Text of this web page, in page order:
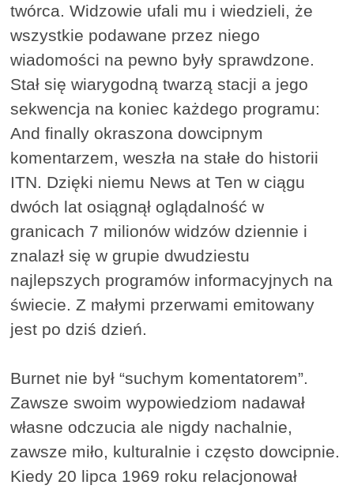
twórca. Widzowie ufali mu i wiedzieli, że
wszystkie podawane przez niego
wiadomości na pewno były sprawdzone.
Stał się wiarygodną twarzą stacji a jego
sekwencja na koniec każdego programu:
And finally okraszona dowcipnym
komentarzem, weszła na stałe do historii
ITN. Dzięki niemu News at Ten w ciągu
dwóch lat osiągnął oglądalność w
granicach 7 milionów widzów dziennie i
znalazł się w grupie dwudziestu
najlepszych programów informacyjnych na
świecie. Z małymi przerwami emitowany
jest po dziś dzień.
Burnet nie był “suchym komentatorem”.
Zawsze swoim wypowiedziom nadawał
własne odczucia ale nigdy nachalnie,
zawsze miło, kulturalnie i często dowcipnie.
Kiedy 20 lipca 1969 roku relacjonował